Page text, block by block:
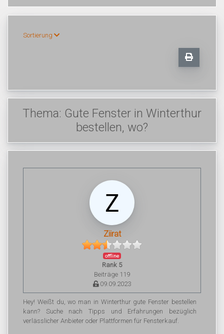
Sortierung
Thema: Gute Fenster in Winterthur
bestellen, wo?
Ziirat
offline
Rank 5
Beiträge 119
09.09.2023
Hey! Weißt du, wo man in Winterthur gute Fenster bestellen
kann? Suche nach Tipps und Erfahrungen bezüglich
verlässlicher Anbieter oder Plattformen für Fensterkauf.